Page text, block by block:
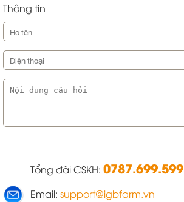
Thông tin
Tổng đài CSKH: 0787.699.599
Email: support@igbfarm.vn